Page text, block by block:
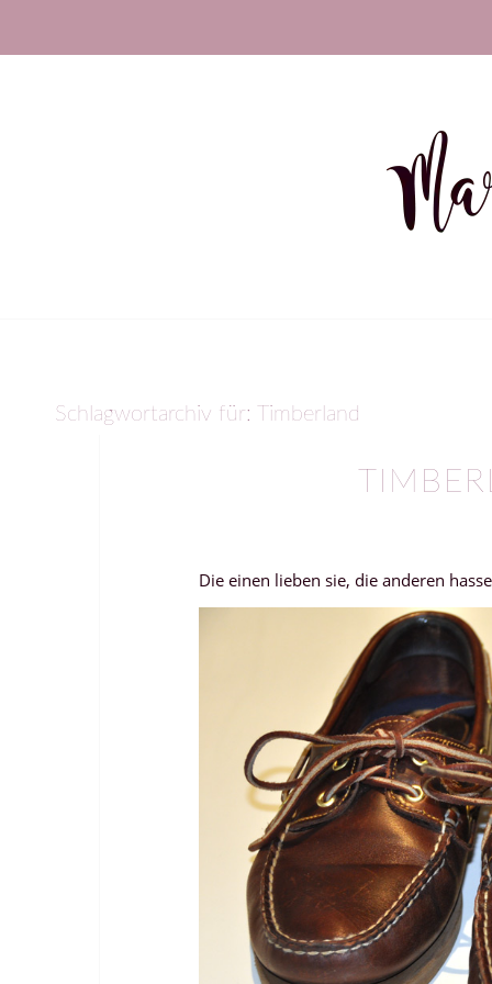
Schlagwortarchiv für: Timberland
Die einen lieben sie, die anderen